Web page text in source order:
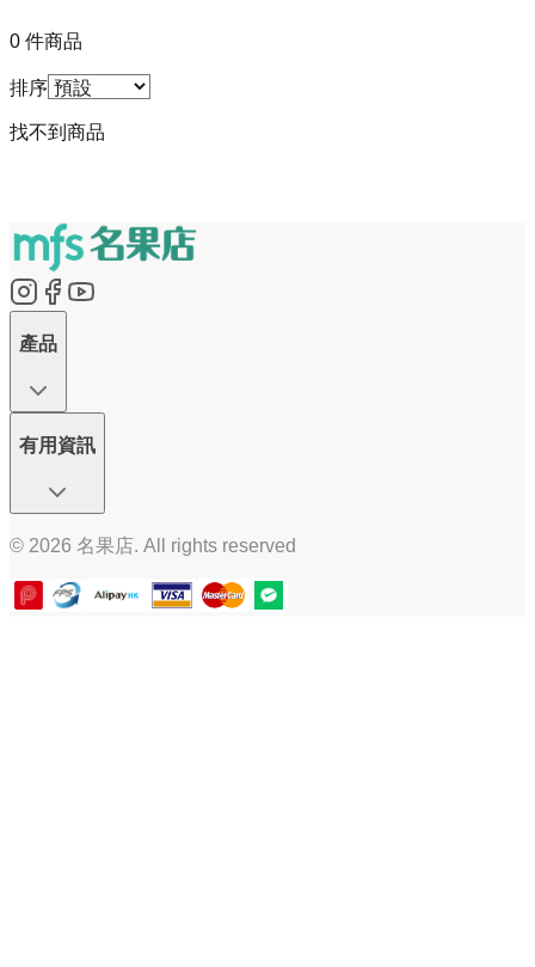
0 件商品
排序
找不到商品
產品
有用資訊
© 2026 名果店. All rights reserved